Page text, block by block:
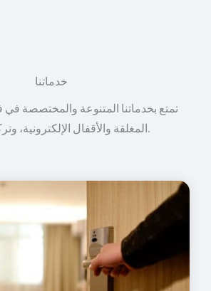
خدماتنا
تمتع بخدماتنا المتنوعة والمختصصة في